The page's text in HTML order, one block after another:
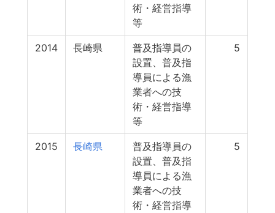
術・経営指導
等
2014 長崎県
普及指導員の
設置、普及指
導員による漁
業者への技
術・経営指導
等
5
2015 長崎県
普及指導員の
設置、普及指
導員による漁
業者への技
術・経営指導
5